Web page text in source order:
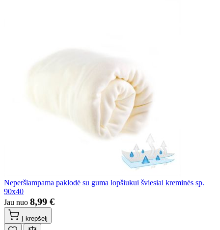
Neperšlampama paklodė su guma lopšiukui šviesiai kreminės sp.
90x40
Jau nuo 8,99 €
Į krepšelį